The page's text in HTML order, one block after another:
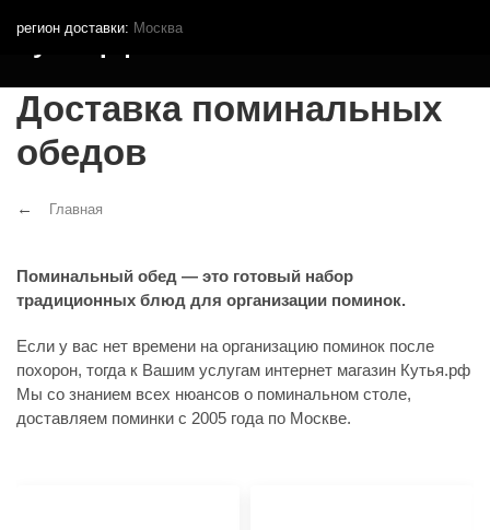
регион доставки: Москва
Кутья.рф
Доставка поминальных
обедов
Главная
Поминальный обед — это готовый набор
традиционных блюд для организации поминок.
Если у вас нет времени на организацию поминок после
похорон, тогда к Вашим услугам интернет магазин Кутья.рф
Мы со знанием всех нюансов о поминальном столе,
доставляем поминки с 2005 года по Москве.